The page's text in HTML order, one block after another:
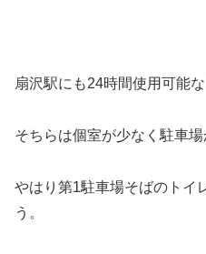
扇沢駅にも24時間使用可能
そちらは個室が少なく駐車場
やはり第1駐車場そばのトイ
う。